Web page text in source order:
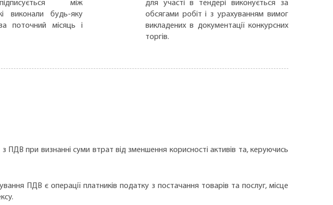
між
виконали будь-яку
поточний місяць і
для участі в тендері виконується за
обсягами робіт і з урахуванням вимог
викладених в документації конкурсних
торгів.
при визнанні суми втрат від зменшення корисності активів та, керуючись
ПДВ є операції платників податку з постачання товарів та послуг, місце